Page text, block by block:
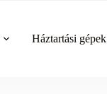
Háztartási gépek